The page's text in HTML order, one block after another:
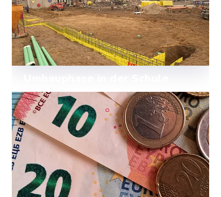
Die Schule am Ochsenweg wird größer
und moderner!
Mehr lesen